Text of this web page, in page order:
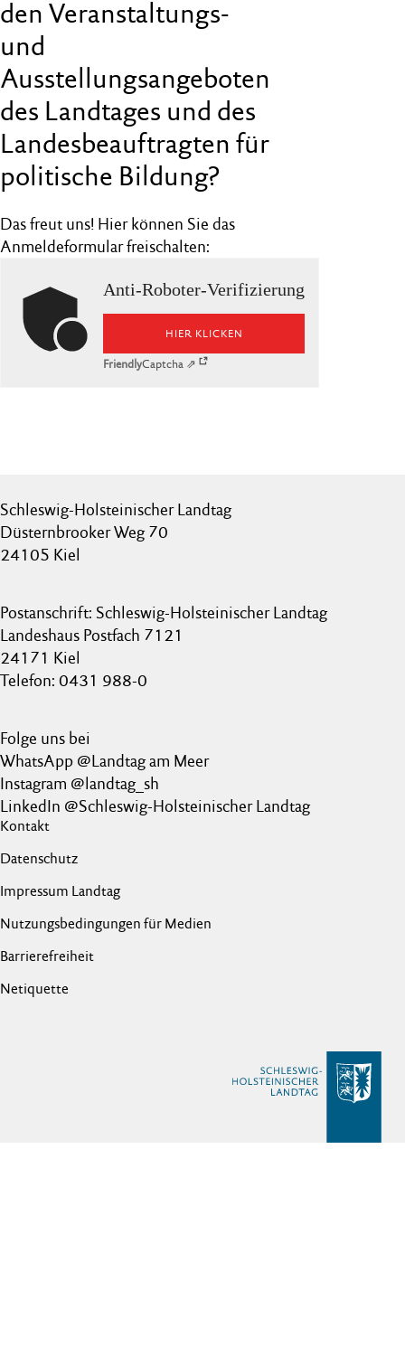
den Veranstaltungs-
und
Ausstellungsangeboten
des Landtages und des
Landesbeauftragten für
politische Bildung?
Das freut uns! Hier können Sie das
Anmeldeformular freischalten:
Anti-Roboter-Verifizierung
HIER KLICKEN
FriendlyCaptcha ⇗
Schleswig-Holsteinischer Landtag
Düsternbrooker Weg 70
24105 Kiel
Postanschrift: Schleswig-Holsteinischer Landtag
Landeshaus Postfach 7121
24171 Kiel
Telefon: 0431 988-0
Folge uns bei
WhatsApp @Landtag am Meer
Instagram @landtag_sh
LinkedIn @Schleswig-Holsteinischer Landtag
Kontakt
Datenschutz
Impressum Landtag
Nutzungsbedingungen für Medien
Barrierefreiheit
Netiquette